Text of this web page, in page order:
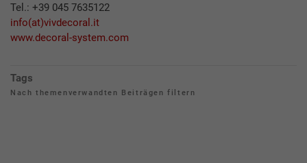
Tel.: +39 045 7635122
info(at)vivdecoral.it
www.decoral-system.com
Tags
Nach themenverwandten Beiträgen filtern